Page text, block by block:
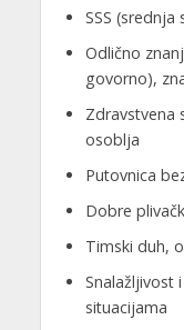
SSS (srednja
Odlično
govorno),
Zdravstvena
osoblja
Putovnica
Dobre
Timski duh,
Snalažljivost
situacijama